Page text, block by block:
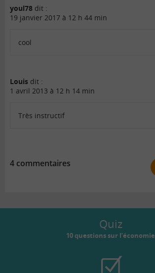
youl78 dit :
19 janvier 2017 à 12 h 44 min
cool
Louis dit :
1 avril 2013 à 12 h 14 min
Très instructif
4 commentaires
Quiz
10 questions sur l’économie